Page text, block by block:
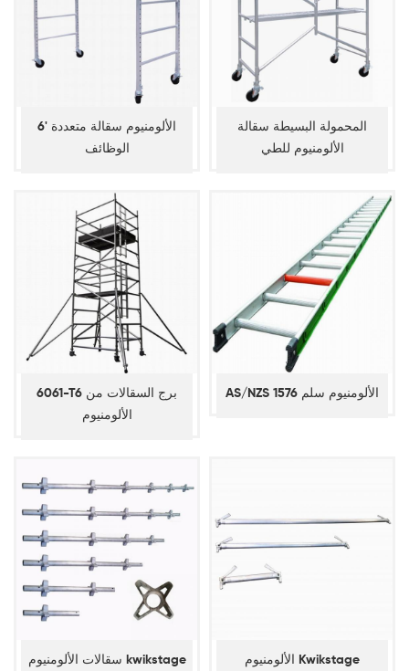
6' الألومنيوم سقالة متعددة
الوظائف
المحمولة البسيطة سقالة
الألومنيوم للطي
6061-T6 برج السقالات من
الألومنيوم
AS/NZS 1576 الألومنيوم سلم
سقالات الألومنيوم kwikstage الألومنيوم Kwikstage